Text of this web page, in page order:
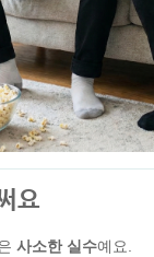
요
사소한 실수예요.